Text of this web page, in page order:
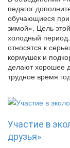
педагог
обучающиеся
зимой». Цель
холодный период.
относятся к
кормушек и
делают хорошее
трудное время
Участие в
друзья»